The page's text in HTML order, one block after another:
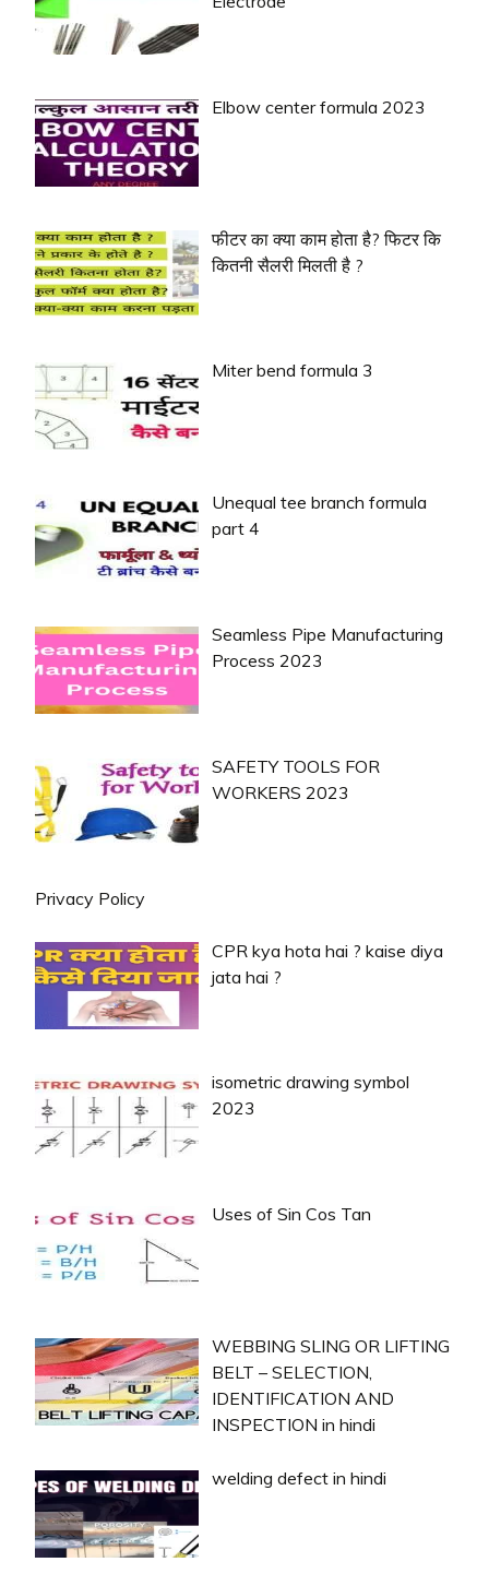
Elbow center formula 2023
फीटर का क्या काम होता है? फिटर कि
कितनी सैलरी मिलती है ?
Miter bend formula 3
Unequal tee branch formula
part 4
Seamless Pipe Manufacturing
Process 2023
SAFETY TOOLS FOR
WORKERS 2023
Privacy Policy
CPR kya hota hai ? kaise diya
jata hai ?
isometric drawing symbol
2023
Uses of Sin Cos Tan
WEBBING SLING OR LIFTING
BELT – SELECTION,
IDENTIFICATION AND
INSPECTION in hindi
welding defect in hindi